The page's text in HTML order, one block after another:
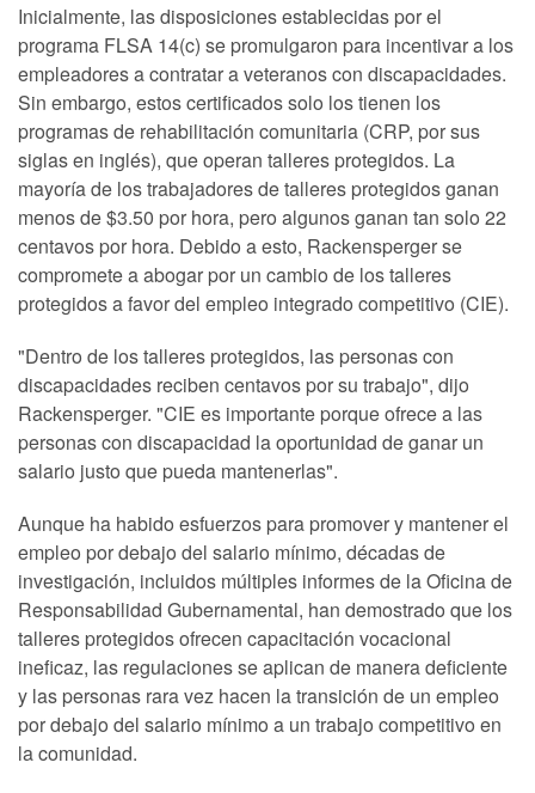
Inicialmente, las disposiciones establecidas por el
programa FLSA 14(c) se promulgaron para incentivar a los
empleadores a contratar a veteranos con discapacidades.
Sin embargo, estos certificados solo los tienen los
programas de rehabilitación comunitaria (CRP, por sus
siglas en inglés), que operan talleres protegidos. La
mayoría de los trabajadores de talleres protegidos ganan
menos de $3.50 por hora, pero algunos ganan tan solo 22
centavos por hora. Debido a esto, Rackensperger se
compromete a abogar por un cambio de los talleres
protegidos a favor del empleo integrado competitivo (CIE).
"Dentro de los talleres protegidos, las personas con
discapacidades reciben centavos por su trabajo", dijo
Rackensperger. "CIE es importante porque ofrece a las
personas con discapacidad la oportunidad de ganar un
salario justo que pueda mantenerlas".
Aunque ha habido esfuerzos para promover y mantener el
empleo por debajo del salario mínimo, décadas de
investigación, incluidos múltiples informes de la Oficina de
Responsabilidad Gubernamental, han demostrado que los
talleres protegidos ofrecen capacitación vocacional
ineficaz, las regulaciones se aplican de manera deficiente
y las personas rara vez hacen la transición de un empleo
por debajo del salario mínimo a un trabajo competitivo en
la comunidad.